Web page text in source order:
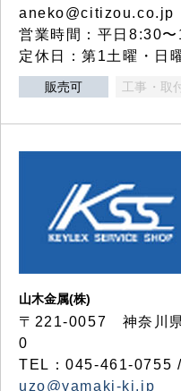
aneko@citizou.co.jp
営業時間：平日8:30
定休日：第1土曜・日
販売可 工事・取
山木金属(株)
〒221-0057 神奈川
0
TEL：045-461-0755
uzo@yamaki-ki.jp